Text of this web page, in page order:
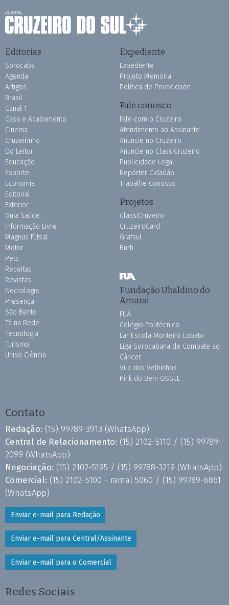
Editorias
Sorocaba
Agenda
Artigos
Brasil
Canal 1
Casa e Acabamento
Cinema
Cruzeirinho
Do Leitor
Educação
Esporte
Economia
Editorial
Exterior
Guia Saúde
Informação Livre
Magnus Futsal
Motor
Pets
Receitas
Revistas
Necrologia
Presença
São Bento
Tá na Rede
Tecnologia
Turismo
Uniso Ciência
Expediente
Expediente
Projeto Memória
Política de Privacidade
Fale conosco
Fale com o Cruzeiro
Atendimento ao Assinante
Anuncie no Cruzeiro
Anuncie no ClassiCruzeiro
Publicidade Legal
Repórter Cidadão
Trabalhe Conosco
Projetos
ClassiCruzeiro
CruzeiroCard
Grafsul
Burh
Fundação Ubaldino do
Amaral
FUA
Colégio Politécnico
Lar Escola Monteiro Lobato
Liga Sorocabana de Combate ao
Câncer
Vila dos Velhinhos
Pink do Bem OSSEL
Contato
Redação: (15) 99789-3913 (WhatsApp)
Central de Relacionamento: (15) 2102-5110 / (15) 99789-
2099 (WhatsApp)
Negociação: (15) 2102-5195 / (15) 99788-3219 (WhatsApp)
Comercial: (15) 2102-5100 - ramal 5060 / (15) 99789-6861
(WhatsApp)
Enviar e-mail para Redação
Enviar e-mail para Central/Assinante
Enviar e-mail para o Comercial
Redes Sociais